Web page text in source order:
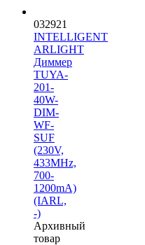
032921
INTELLIGENT
ARLIGHT
Диммер
TUYA-
201-
40W-
DIM-
WF-
SUF
(230V,
433MHz,
700-
1200mA)
(IARL,
-)
Архивный
товар